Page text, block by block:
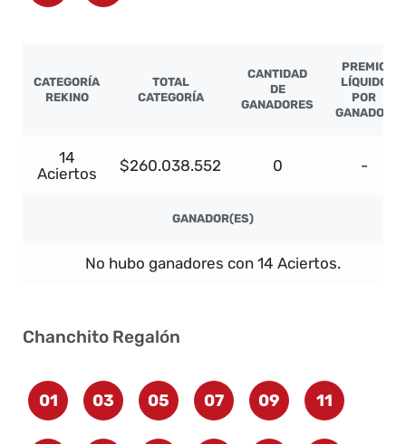
CATEGORÍA
REKINO
TOTAL
CATEGORÍA
CANTIDAD
DE
GANADORES
PREMIO
LÍQUIDO
POR
GANADOR
14
Aciertos
$260.038.552 0 -
GANADOR(ES)
No hubo ganadores con 14 Aciertos.
Chanchito Regalón
01 03 05 07 09 11